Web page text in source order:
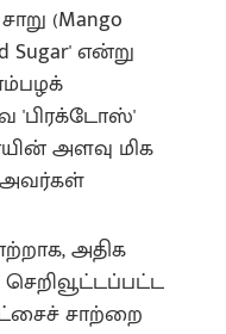
(Mango
Sugar' என்று
'பிரக்டோஸ்'
அளவு மிக
அவர்கள்
அதிக
சாற்றை